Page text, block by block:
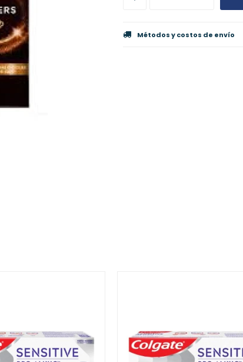
Métodos y costos de envío